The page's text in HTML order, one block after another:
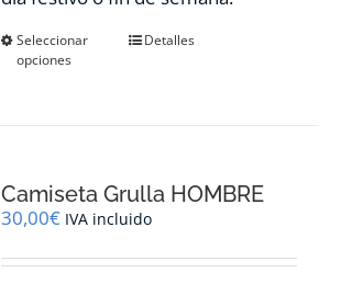
Seleccionar
opciones
Este
se
pueden
en
Detalles
Camiseta Grulla HOMBRE
30,00€ IVA incluido